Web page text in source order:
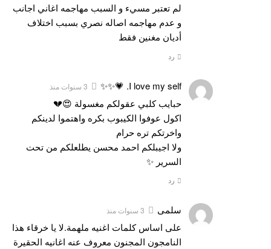
لم تعتبر مسيء و السبب مهاجمه اغاني اجانب
و عدم مهاجمه اصاله نصري بسبب اختلاف
أديان مغنين فقط
رد
I love my self. 💗✨✨ 3 سنوات منذ
حبايب كلبي عقولكم مغسولة 😍💔
اكول عوفوا الكيبوب بكره واهتموا لدينكم
واخرتكم تره حرام
ولا اجيبلكم احمد محسن يطلعلكم من تحت
السرير ✨
رد
سلمى 3 سنوات منذ
على اساس كلمات اغنيه ملهمة.لا يا خرقاء هذا
النامجون المجنون معروف عنه اغانيه الحقيرة